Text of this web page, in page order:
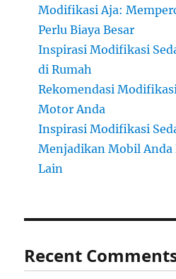
Modifikasi Aja:
Perlu Biaya Besar
Inspirasi Modifikasi
di Rumah
Rekomendasi
Motor Anda
Inspirasi Modifikasi
Menjadikan Mobil Anda
Lain
Recent